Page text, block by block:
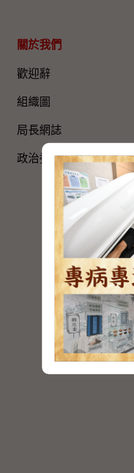
關於我們
歡迎辭
組織圖​
局長網誌
政治委任官員的申報